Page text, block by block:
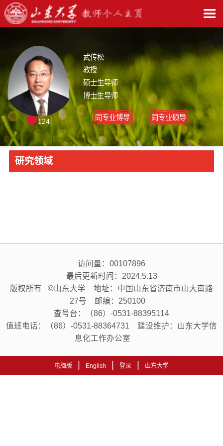
武传松
教授
硕士生导师
博士生导师
同专业博导 同专业硕导
124
研究领域
访问量： 00107896
最后更新时间： 2024.5.13
版权所有 ©山东大学 地址：中国山东省济南市山大南路
27号 邮编：250100
查号台：（86）-0531-88395114
值班电话：（86）-0531-88364731 建设维护：山东大学信
息化工作办公室
电脑版 English 登录 山东大学